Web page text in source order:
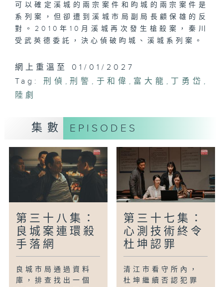
可以確定溪城的兩宗案件和昀城的兩宗案件是
系列案，但卻遭到溪城市局副局長顧保雄的反
對。2010年10月溪城再次發生槍殺案，秦川
受武英德委託，決心偵破昀城、溪城系列案。
網上重溫至 01/01/2027
Tag:
刑偵 , 刑警 , 于和偉 , 富大龍 , 丁勇岱 ,
陸劇
集數 EPISODES
第三十八集：
良城案連環殺
手落網
良城市局通過資料
庫，排查找出一個
第三十七集：
心測技術終令
杜坤認罪
清江市看守所內，
杜坤繼續否認犯罪